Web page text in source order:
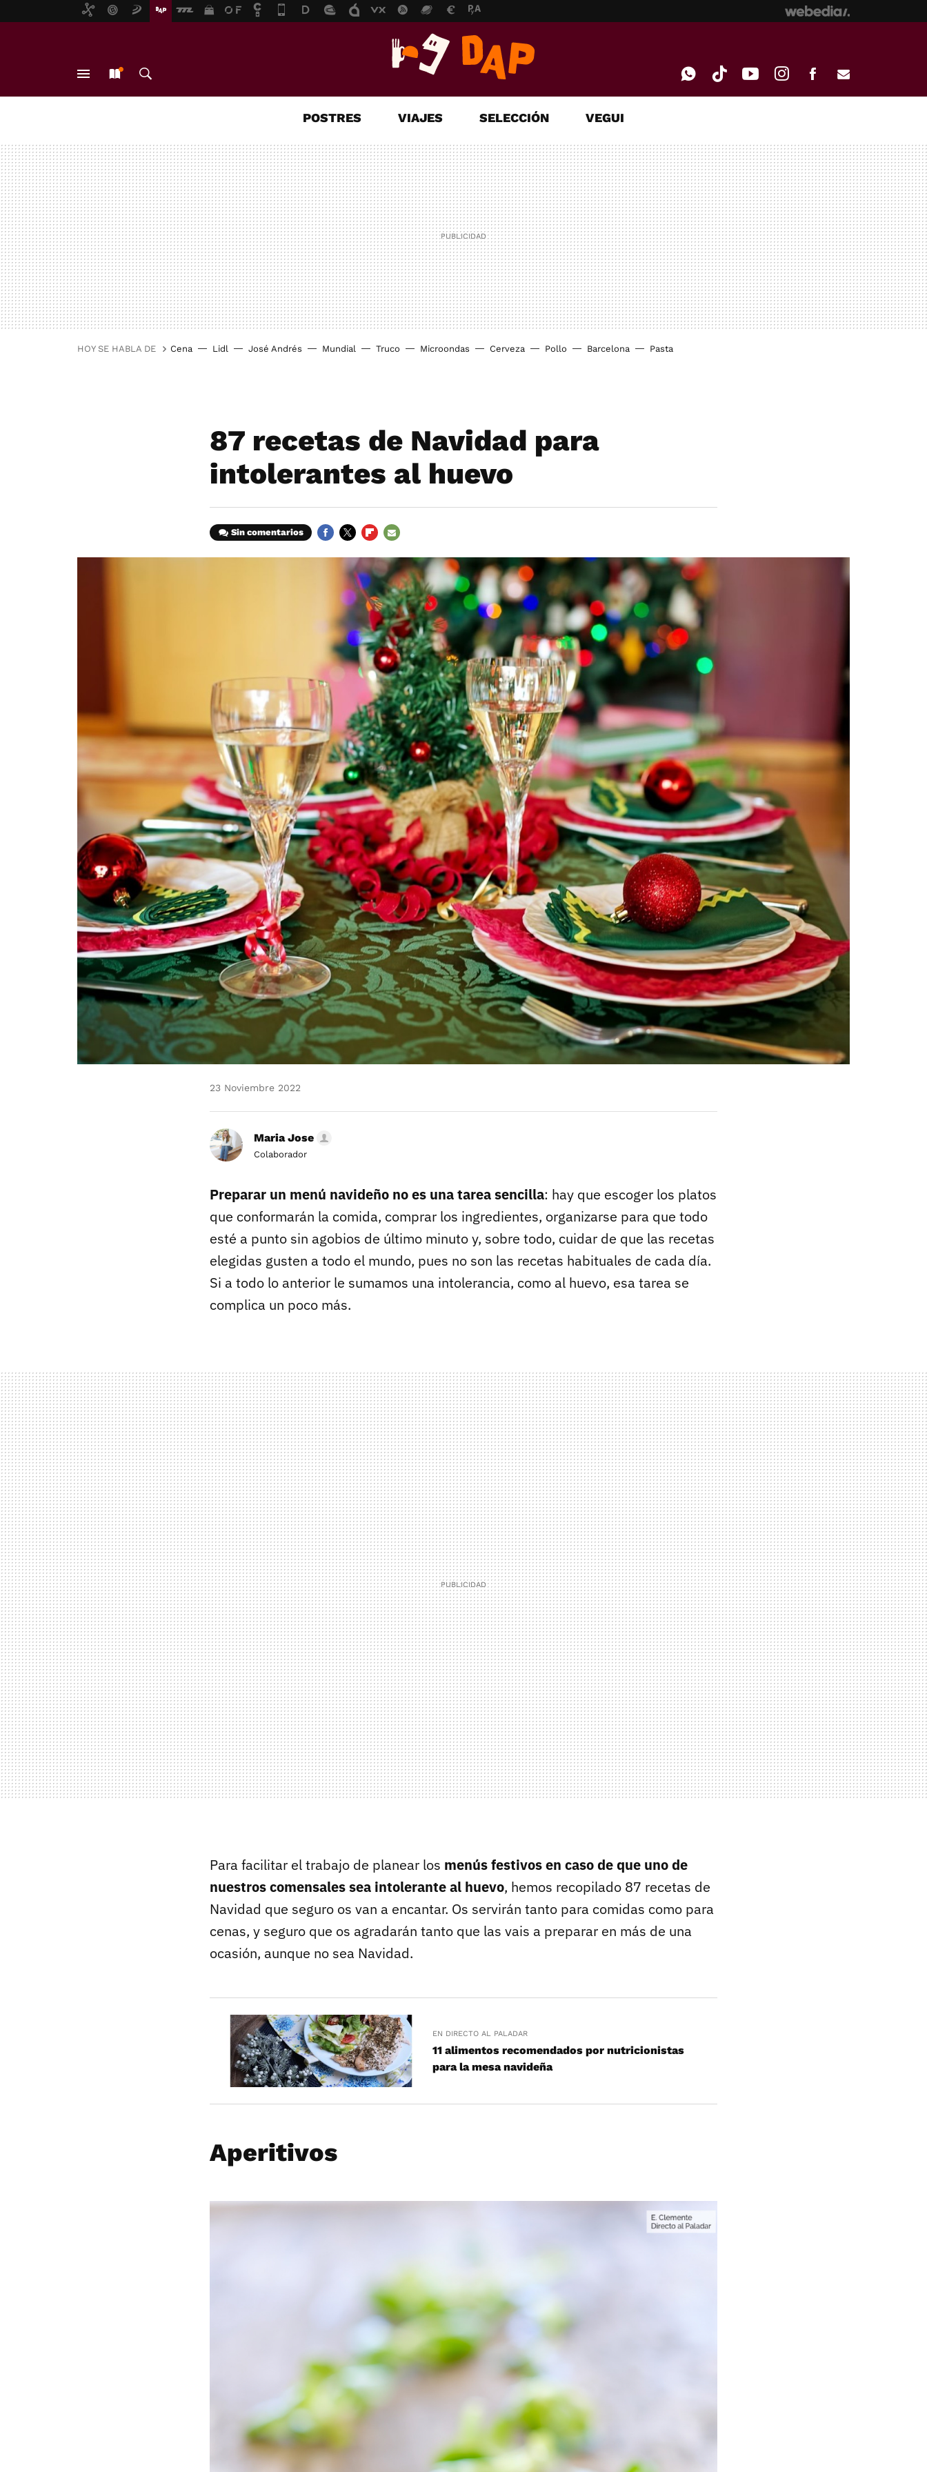
MAIL
POSTRES VIAJES SELECCIÓN VEGUI
HOY SE HABLA DE Cena Lidl José Andrés Mundial Truco Microondas Cerveza Pollo Barcelona Pasta
87 recetas de Navidad para
intolerantes al huevo
Sin comentarios
MAIL
23 Noviembre 2022
Maria Jose
Colaborador
Preparar un menú navideño no es una tarea sencilla: hay que escoger los platos
que conformarán la comida, comprar los ingredientes, organizarse para que todo
esté a punto sin agobios de último minuto y, sobre todo, cuidar de que las recetas
elegidas gusten a todo el mundo, pues no son las recetas habituales de cada día.
Si a todo lo anterior le sumamos una intolerancia, como al huevo, esa tarea se
complica un poco más.
Para facilitar el trabajo de planear los menús festivos en caso de que uno de
nuestros comensales sea intolerante al huevo, hemos recopilado 87 recetas de
Navidad que seguro os van a encantar. Os servirán tanto para comidas como para
cenas, y seguro que os agradarán tanto que las vais a preparar en más de una
ocasión, aunque no sea Navidad.
EN DIRECTO AL PALADAR
11 alimentos recomendados por nutricionistas
para la mesa navideña
Aperitivos